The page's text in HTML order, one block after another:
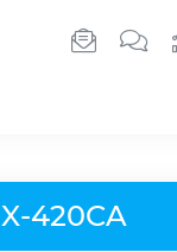
420CA